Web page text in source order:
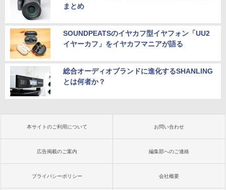
まとめ
SOUNDPEATSのイヤカフ型イヤフォン「UU2
イヤーカフ」をイヤカフマニアが語る
総合オーディオブランドに進化するSHANLING
とは何者か？
本サイトのご利用について お問い合わせ
広告掲載のご案内 編集部へのご連絡
プライバシーポリシー 会社概要